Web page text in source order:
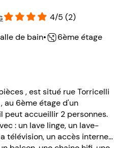
4/5 (2)
de bain•
6ème étage
situé rue Torricelli
au 6ème étage d'un
: un lave linge, un lave-
télévision, un accès internet